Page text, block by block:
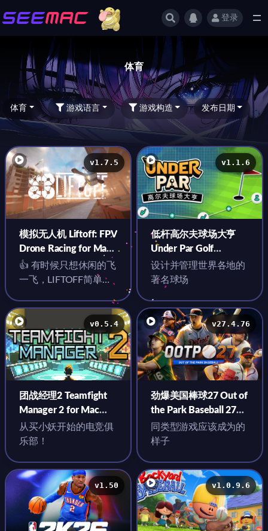
登录
体育
体育 游戏语言 游戏构造 发布日期
v1.7.5
模拟无人机 Liftoff: FPV
Drone Racing for Mac
v1.7.5 英文原生版含
DLC
👍 有时候只想休闲的飞
一飞，LIFTOFF简单纯
v1.1.6
低杆高尔夫球场大亨
Under Par Golf
Architect for Mac
v1.1.6 中文原生版
设计并管理世界各地的
著名球场
v0.5.4
团战经理2 Teamfight
Manager 2 for Mac
v0.5.4 中文原生版
从买小妖开始的电竞俱
乐部！
v27.4.76
劲爆美国棒球27 Out of
the Park Baseball 27
for Mac v27.4.76 英文
原生版
同类型游戏应该成为的
样子
v1.50 v1.0.9.6